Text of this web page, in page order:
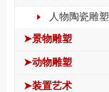
人物陶瓷雕塑
➤景物雕塑
➤动物雕塑
➤装置艺术